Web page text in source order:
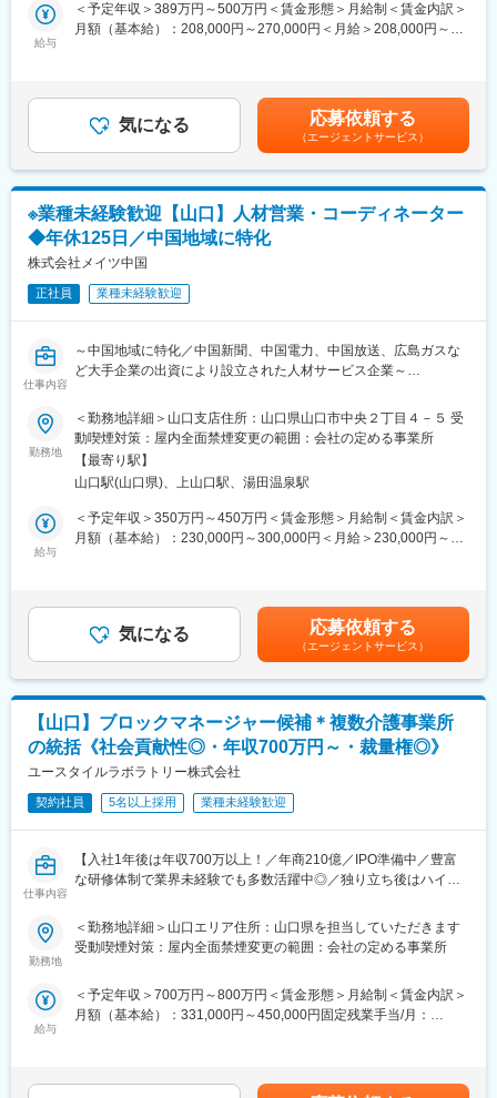
れば、声をあげて頂き、スキルが足りなくても、どの案件でどん
なスキルを身に着けるべきかを教えてもらえる環境であり、希望
■評価制度が明確
評価制度はすべてポイント制で、何をしたら何点/何点取得で昇格
等、評価を定量的にしている為、曖昧になることなく、頑張りは
必ず繁栄される評価制度を確立しています。
■同社について
同社は1968年の創業以来、「技術者集団」として事業成長を続
け、東証プライム上場の安定性を誇ります。
大手有名メーカーとも多数取引があります。
「ポテンシャル人材をプロフェッショナルな人材に」をテーマに
教育前提での増員採用をいたします。
エンジニアとして、電気設計の業務をご担当いただきます。
■既卒の方も新卒同様の手厚い研修を受けられる！
2～3か月を目途に、同社の集合研修(神奈川県内)に参加いただき
ます。
研修に係る費用はすべて会社負担となり、遠方にお住いの方は期
間限定の住居手配も可能です。(一部自己負担あり)
「本当は設計をやりたい」といった新卒初期配属で希望の業務が
できていない方も歓迎いたします！
・鉛フリーはんだ付け技術
・トランジスタ回路の設計・評価技術
＜アルプス技研の魅力＞
■希望勤務地が通りやすい・キャリアチェンジ可
配属先については希望の職種・勤務地をできる限り尊重します。
また、最初の案件以降、同社が持つ案件にて挑戦したい案件があ
れば、声をあげて頂き、スキルが足りなくても、どの案件でどん
なスキルを身に着けるべきかを教えてもらえる環境であり、希望
す。
で昇格等、評価を定量的にしている為、曖昧になることなく、頑
張りは必ず繁栄される評価制度を確立しています。
■同社について
同社は1968年の創業以来、「技術者集団」として事業成長を続
け、東証プライム上場の安定性を誇ります。
派遣先メーカーは700社以上。自動車関連から家電、精密機器、
半導体、工作機器、ソフト、医療、航空宇宙など業種も幅広く、
大手有名メーカーとも多数取引があります。
給与
＜予定年収＞389万円～500万円＜賃金形態＞月給制＜賃金内訳＞
月額（基本給）：208,000円～270,000円＜月給＞208,000円～
あり、選考を通じて上下する可能性があります。月給(月額)は固定
手当を含めた表記です。
気になる 応募依頼する
（エージェントサービス）
※業種未経験歓迎【山口】人材営業・コーディネーター
◆年休125日／中国地域に特化
株式会社メイツ中国
正社員 業種未経験歓迎
仕事内容
～中国地域に特化／中国新聞、中国電力、中国放送、広島ガスな
ど大手企業の出資により設立された人材サービス企業～
■業務概要：
中国地方に根ざした人材サービスを展開する当社。
地域密着型企業として、地元企業さまとのつながりを大切に事業
を拡大してきました。
今回は、そんな当社で「人材営業またはコーディネーター」とし
て活躍いただける方を募集します。
入社後は、希望と適性により「法人営業」または「人材コーディ
ネーター」として配属します。
・最適なスタッフを、コーディネーターと連携して人選
・スタッフ・企業へ詳細の説明やご提案
※その他、契約手続きや就業中のスタッフ・企業へのフォローも行
います。
【人材コーディネーター】
企業と求職者のマッチングを支援
・企業の求める条件に合うスタッフを人選
・対象となるスタッフにお電話や来社いただき求人をご紹介。仕
事内容から待遇まで丁寧に説明し、不安な点にも寄り添います。
・ご契約・フォロー
■組織構成：
◆社員は100％中途入社。
社です。
そのため、受け入れ体制が整っており誰でもすぐ馴染めます。
社員の男女比は4:6。また、女性管理職の割合は「40％」と公平さ
勤務地
＜勤務地詳細＞山口支店住所：山口県山口市中央２丁目４－５ 受
動喫煙対策：屋内全面禁煙変更の範囲：会社の定める事業所
【最寄り駅】
山口駅(山口県)、上山口駅、湯田温泉駅
給与
＜予定年収＞350万円～450万円＜賃金形態＞月給制＜賃金内訳＞
月額（基本給）：230,000円～300,000円＜月給＞230,000円～
与年収500万円：経験10年／月給30万円+賞与年収600万円：経験
15年／月給35万円+賞与賃金はあくまでも目安の金額であり、選
考を通じて上下する可能性があります。月給(月額)は固定手当を含
めた表記です。
気になる 応募依頼する
（エージェントサービス）
【山口】ブロックマネージャー候補＊複数介護事業所
の統括《社会貢献性◎・年収700万円～・裁量権◎》
ユースタイルラボラトリー株式会社
契約社員 5名以上採用 業種未経験歓迎
仕事内容
【入社1年後は年収700万以上！／年商210億／IPO準備中／豊富
な研修体制で業界未経験でも多数活躍中◎／独り立ち後はハイブ
重度障害のある方や高齢者の方等に医療的ケアサービスを行う訪
ジャー候補を募集します。
★下記インタビューをぜひご覧ください！
勤務地
＜勤務地詳細＞山口エリア住所：山口県を担当していただきます
受動喫煙対策：屋内全面禁煙変更の範囲：会社の定める事業所
給与
＜予定年収＞700万円～800万円＜賃金形態＞月給制＜賃金内訳＞
月額（基本給）：331,000円～450,000円固定残業手当/月：
有■賞与：年2回※前職給与を考慮※経験・スキル・スタートポジシ